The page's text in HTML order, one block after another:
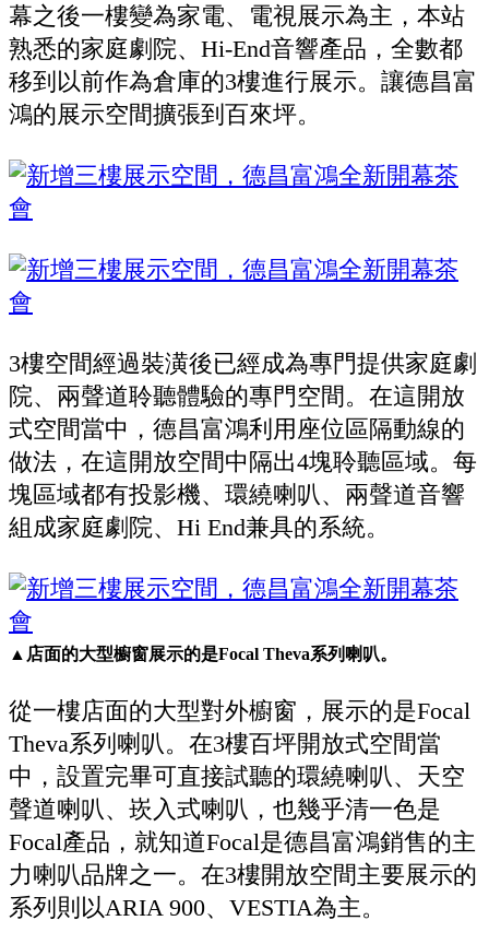
幕之後一樓變為家電、電視展示為主，本站
熟悉的家庭劇院、Hi-End音響產品，全數都
移到以前作為倉庫的3樓進行展示。讓德昌富
鴻的展示空間擴張到百來坪。
3樓空間經過裝潢後已經成為專門提供家庭劇
院、兩聲道聆聽體驗的專門空間。在這開放
式空間當中，德昌富鴻利用座位區隔動線的
做法，在這開放空間中隔出4塊聆聽區域。每
塊區域都有投影機、環繞喇叭、兩聲道音響
組成家庭劇院、Hi End兼具的系統。
▲店面的大型櫥窗展示的是Focal Theva系列喇叭。
從一樓店面的大型對外櫥窗，展示的是Focal
Theva系列喇叭。在3樓百坪開放式空間當
中，設置完畢可直接試聽的環繞喇叭、天空
聲道喇叭、崁入式喇叭，也幾乎清一色是
Focal產品，就知道Focal是德昌富鴻銷售的主
力喇叭品牌之一。在3樓開放空間主要展示的
系列則以ARIA 900、VESTIA為主。